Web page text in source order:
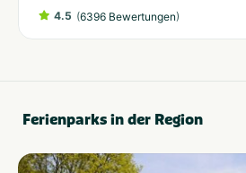
4.5 (6396 Bewertungen)
Ferienparks in der Region